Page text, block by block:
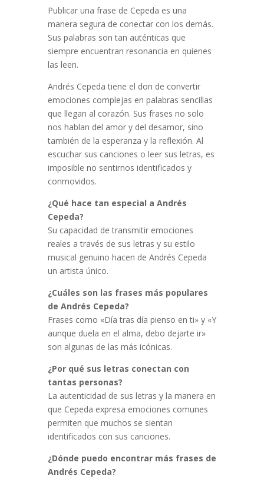
Publicar una frase de Cepeda es una
manera segura de conectar con los demás.
Sus palabras son tan auténticas que
siempre encuentran resonancia en quienes
las leen.
Andrés Cepeda tiene el don de convertir
emociones complejas en palabras sencillas
que llegan al corazón. Sus frases no solo
nos hablan del amor y del desamor, sino
también de la esperanza y la reflexión. Al
escuchar sus canciones o leer sus letras, es
imposible no sentirnos identificados y
conmovidos.
¿Qué hace tan especial a Andrés
Cepeda?
Su capacidad de transmitir emociones
reales a través de sus letras y su estilo
musical genuino hacen de Andrés Cepeda
un artista único.
¿Cuáles son las frases más populares
de Andrés Cepeda?
Frases como «Día tras día pienso en ti» y «Y
aunque duela en el alma, debo dejarte ir»
son algunas de las más icónicas.
¿Por qué sus letras conectan con
tantas personas?
La autenticidad de sus letras y la manera en
que Cepeda expresa emociones comunes
permiten que muchos se sientan
identificados con sus canciones.
¿Dónde puedo encontrar más frases de
Andrés Cepeda?